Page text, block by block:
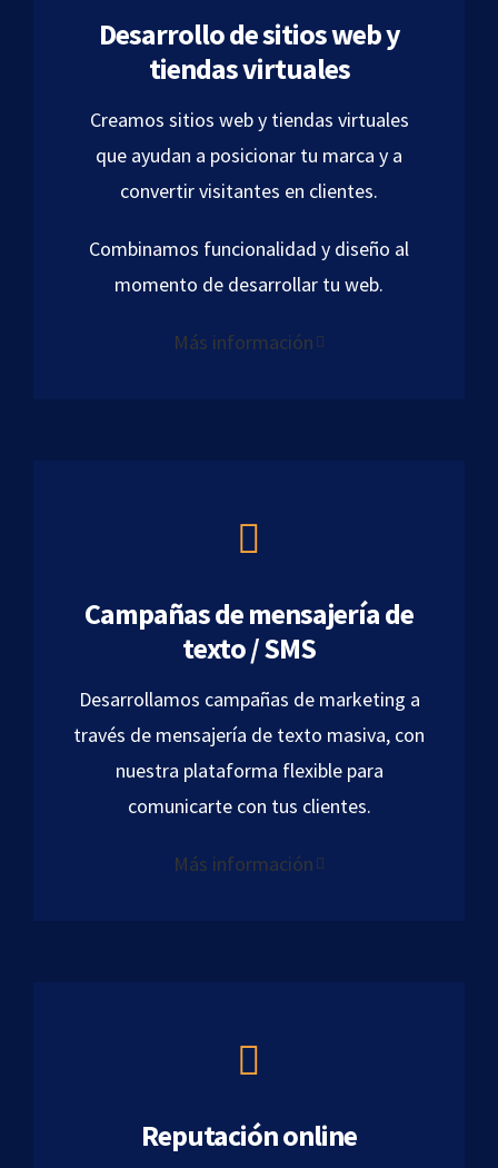
Desarrollo de sitios web y
tiendas virtuales
Creamos sitios web y tiendas virtuales
que ayudan a posicionar tu marca y a
convertir visitantes en clientes.
Combinamos funcionalidad y diseño al
momento de desarrollar tu web.
Más información
Campañas de mensajería de
texto / SMS
Desarrollamos campañas de marketing a
través de mensajería de texto masiva, con
nuestra plataforma flexible para
comunicarte con tus clientes.
Más información
Reputación online